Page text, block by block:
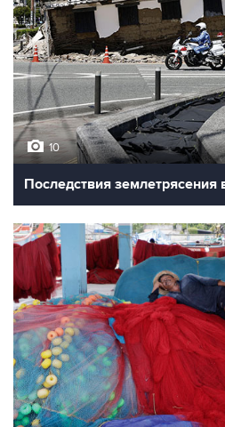
10
Последствия землетрясения